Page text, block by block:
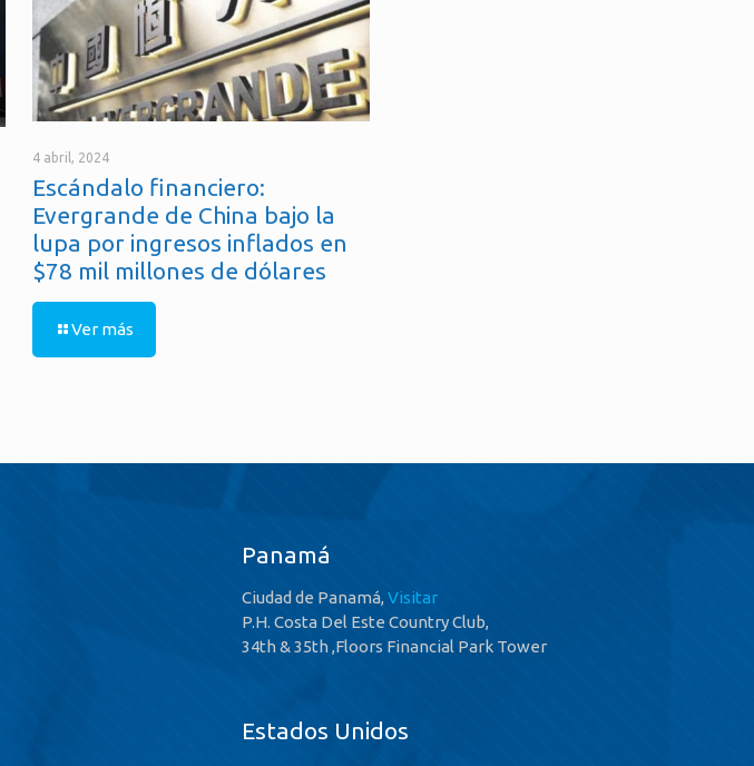
4 abril, 2024
Escándalo financiero:
Evergrande de China bajo la
lupa por ingresos inflados en
$78 mil millones de dólares
Ver más
Panamá
Ciudad de Panamá,Visitar
P.H. Costa Del Este Country Club,
34th & 35th ,Floors Financial Park Tower
Estados Unidos